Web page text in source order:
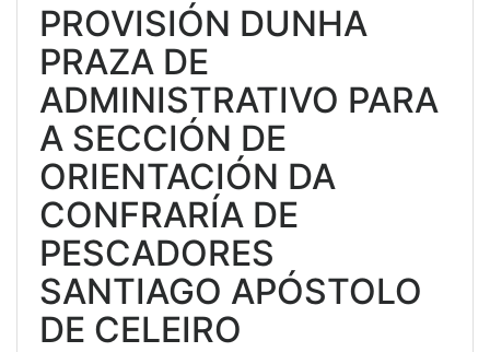
PROVISIÓN DUNHA
PRAZA DE
ADMINISTRATIVO PARA
A SECCIÓN DE
ORIENTACIÓN DA
CONFRARÍA DE
PESCADORES
SANTIAGO APÓSTOLO
DE CELEIRO